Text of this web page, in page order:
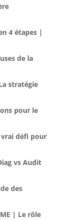
4 étapes |
de la
stratégie
pour le
défi pour
vs Audit
des
| Le rôle